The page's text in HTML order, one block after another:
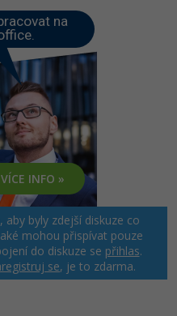
na
VÍCE INFO »
aby byly zdejší diskuze co
mohou přispívat pouze
do diskuze se přihlas.
se, je to zdarma.